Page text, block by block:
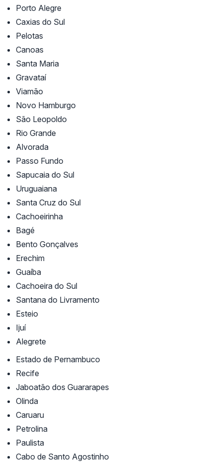
Porto Alegre
Caxias do Sul
Pelotas
Canoas
Santa Maria
Gravataí
Viamão
Novo Hamburgo
São Leopoldo
Rio Grande
Alvorada
Passo Fundo
Sapucaia do Sul
Uruguaiana
Santa Cruz do Sul
Cachoeirinha
Bagé
Bento Gonçalves
Erechim
Guaíba
Cachoeira do Sul
Santana do Livramento
Esteio
Ijuí
Alegrete
Estado de Pernambuco
Recife
Jaboatão dos Guararapes
Olinda
Caruaru
Petrolina
Paulista
Cabo de Santo Agostinho